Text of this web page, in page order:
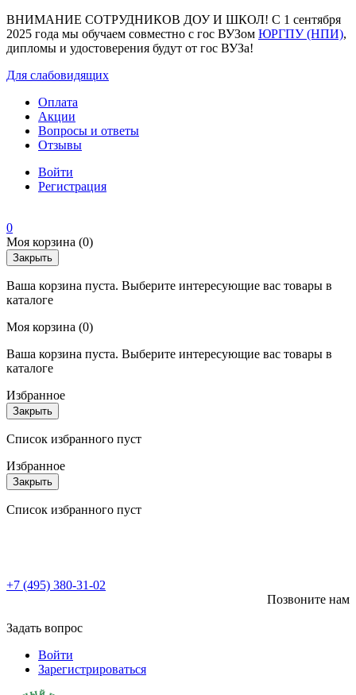
ВНИМАНИЕ СОТРУДНИКОВ ДОУ И ШКОЛ! С 1 сентября
2025 года мы обучаем совместно с гос ВУЗом ЮРГПУ (НПИ),
дипломы и удостоверения будут от гос ВУЗа!
Для слабовидящих
Оплата
Акции
Вопросы и ответы
Отзывы
Войти
Регистрация
0
Моя корзина (0)
Закрыть
Ваша корзина пуста. Выберите интересующие вас товары в
каталоге
Моя корзина (0)
Ваша корзина пуста. Выберите интересующие вас товары в
каталоге
Избранное
Закрыть
Список избранного пуст
Избранное
Закрыть
Список избранного пуст
+7 (495) 380-31-02
Позвоните нам
Задать вопрос
Войти
Зарегистрироваться